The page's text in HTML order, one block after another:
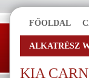
FŐOLDAL
ALKATRÉSZ
KIA